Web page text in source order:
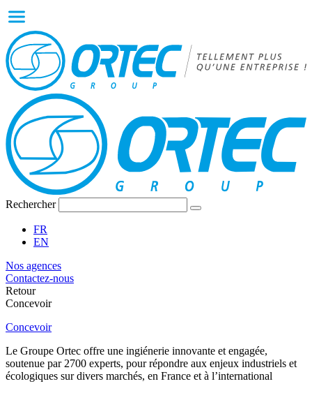
Rechercher
FR
EN
Nos agences
Contactez-nous
Retour
Concevoir
Concevoir
Le Groupe Ortec offre une ingiénerie innovante et engagée,
soutenue par 2700 experts, pour répondre aux enjeux industriels et
écologiques sur divers marchés, en France et à l’international